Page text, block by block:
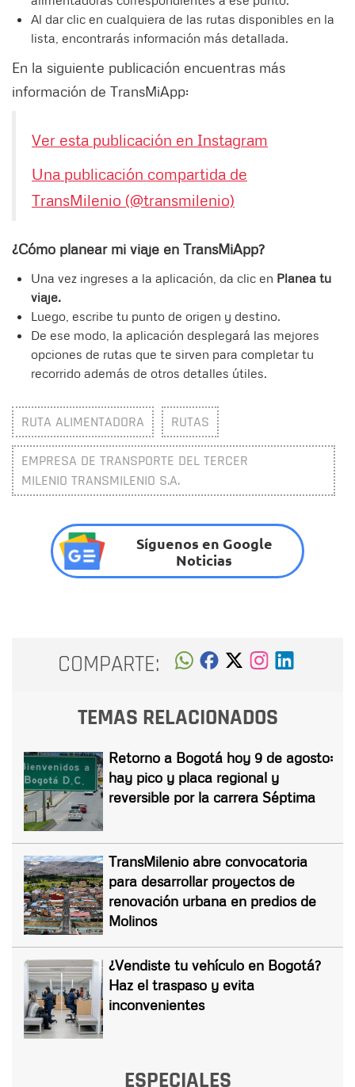
Al dar clic en cualquiera de las rutas disponibles en la
lista, encontrarás información más detallada.
En la siguiente publicación encuentras más
información de TransMiApp:
Ver esta publicación en Instagram
Una publicación compartida de
TransMilenio (@transmilenio)
¿Cómo planear mi viaje en TransMiApp?
Una vez ingreses a la aplicación, da clic en Planea tu
viaje.
Luego, escribe tu punto de origen y destino.
De ese modo, la aplicación desplegará las mejores
opciones de rutas que te sirven para completar tu
recorrido además de otros detalles útiles.
RUTA ALIMENTADORA RUTAS
EMPRESA DE TRANSPORTE DEL TERCER
MILENIO TRANSMILENIO S.A.
Síguenos en Google
Noticias
COMPARTE:
TEMAS RELACIONADOS
Retorno a Bogotá hoy 9 de agosto:
hay pico y placa regional y
reversible por la carrera Séptima
TransMilenio abre convocatoria
para desarrollar proyectos de
renovación urbana en predios de
Molinos
¿Vendiste tu vehículo en Bogotá?
Haz el traspaso y evita
inconvenientes
ESPECIALES